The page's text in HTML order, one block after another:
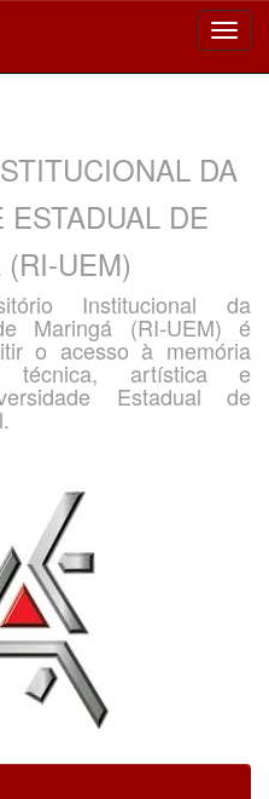
DA
DE
UEM)
Institucional da
Maringá (RI-UEM) é
o acesso à memória
técnica, artística e
Estadual de